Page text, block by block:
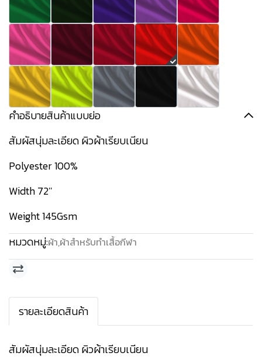
คำอธิบายสินค้าแบบย่อ
สัมผัสนุ่มละเอียด ผิวผ้าเรียบเนียน
Polyester 100%
Width 72''
Weight 145Gsm
หมวดหมู่:ผ้า,ผ้าสำหรับทำเสื้อกีฬา
รายละเอียดสินค้า
สัมผัสนุ่มละเอียด ผิวผ้าเรียบเนียน